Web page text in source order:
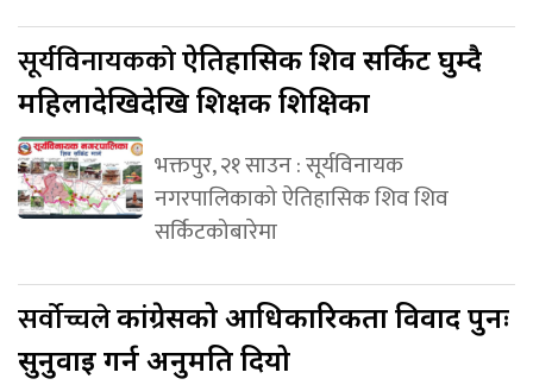
सूर्यविनायककोऐतिहासिक शिव सर्किट घुम्दै
महिलादेखिदेखि शिक्षक शिक्षिका
भक्तपुर, २१ साउन : सूर्यविनायक
नगरपालिकाको ऐतिहासिक शिव शिव
सर्किटकोबारेमा
सर्वोच्चलेकांग्रेसको आधिकारिकता विवाद पुनः
सुनुवाइ गर्न अनुमति दियो